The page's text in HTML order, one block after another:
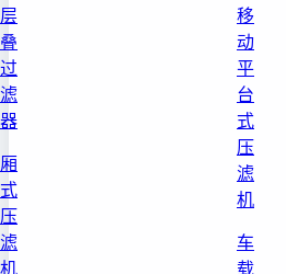
层
叠
过
滤
器
厢
式
压
滤
机
移
动
平
台
式
压
滤
机
车
载